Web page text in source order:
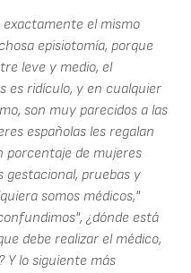
exactamente el mismo
episiotomía, porque
leve y medio, el
es ridículo, y en cualquier
son muy parecidos a las
españolas les regalan
porcentaje de mujeres
gestacional, pruebas y
somos médicos,"
¿dónde está
debe realizar el médico,
Y lo siguiente más